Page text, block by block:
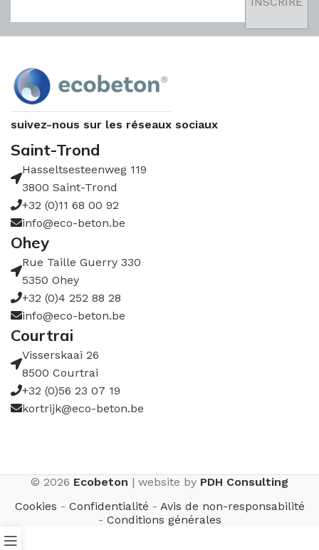
suivez-nous sur les réseaux sociaux
Saint-Trond
Hasseltsesteenweg 119
3800 Saint-Trond
+32 (0)11 68 00 92
info@eco-beton.be
Ohey
Rue Taille Guerry 330
5350 Ohey
+32 (0)4 252 88 28
info@eco-beton.be
Courtrai
Visserskaai 26
8500 Courtrai
+32 (0)56 23 07 19
kortrijk@eco-beton.be
© 2026 Ecobeton | website by PDH Consulting
Cookies - Confidentialité - Avis de non-responsabilité
- Conditions générales